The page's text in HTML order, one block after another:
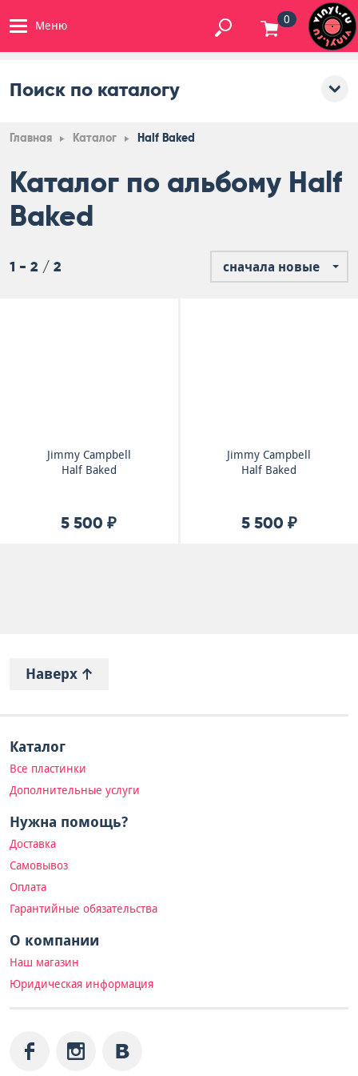
Меню 0
Поиск по каталогу
Главная Каталог Half Baked
Каталог по альбому Half
Baked
1 - 2 / 2 сначала новые
Jimmy Campbell
Half Baked
5 500 ₽
Jimmy Campbell
Half Baked
5 500 ₽
Наверх
Каталог
Все пластинки
Дополнительные услуги
Нужна помощь?
Доставка
Самовывоз
Оплата
Гарантийные обязательства
О компании
Наш магазин
Юридическая информация